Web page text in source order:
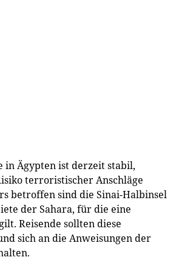
in Ägypten ist derzeit stabil,
terroristischer Anschläge
betroffen sind die Sinai-Halbinsel
der Sahara, für die eine
Reisende sollten diese
sich an die Anweisungen der